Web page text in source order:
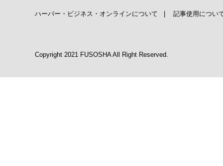
ハーバー・ビジネス・オンラインについて 記事使用につい
Copyright 2021 FUSOSHA All Right Reserved.